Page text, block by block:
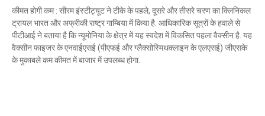
Fear of missing out-FOMO
Mau Beat Media-Sep 22 2024
कीमत होगी कम : सीरम इंस्टीट्यूट ने टीके के पहले, दूसरे और तीसरे चरण का क्लिनिकल
ट्रायल भारत और अफ्रीकी राष्ट्र गाम्बिया में किया है. आधिकारिक सूत्रों के हवाले से
पीटीआई ने बताया है कि न्यूमोनिया के क्षेत्र में यह स्वदेश में विकसित पहला वैक्सीन है. यह
वैक्सीन फाइजर के एनवाईएसई (पीएफई और ग्लैक्सोस्मिथक्लाइन के एलएसई) जीएसके
के मुकाबले कम कीमत में बाजार में उपलब्ध होगा.